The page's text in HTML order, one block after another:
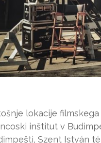
lokacije
inštitut v
Szent István